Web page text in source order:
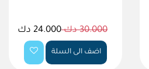
30.000 دك 24.000 دك
اضف الى السلة